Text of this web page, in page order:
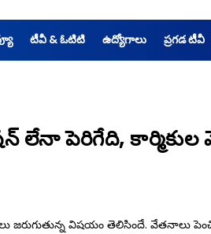
టీవీ & ఓటిటి ఉద్యోగాలు ప్రగడ టీవీ
లేనా పెరిగేది,
జరుగుతున్న విషయం తెలిసిందే. వేతనాలు